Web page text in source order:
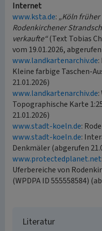
Internet
www.ksta.de: „Köln früher
Rodenkirchener
verkaufte“(Text Tobias
vom 19.01.2026,
www.landkartenarchiv.de
Kleine farbige Taschen-
21.01.2026)
www.landkartenarchiv.de
Topographische Karte
21.01.2026)
www.stadt-koeln.de:
www.stadt-koeln.de:
Denkmäler (abgerufen
www.protectedplanet.net
Uferbereiche von
(WPDPA ID 555558584)
Literatur